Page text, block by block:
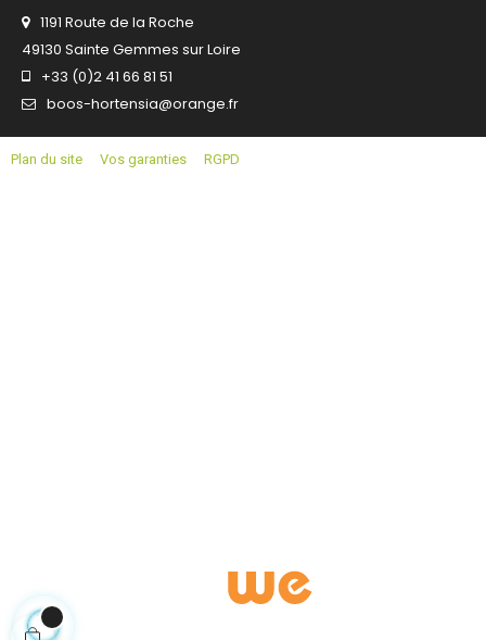
1191 Route de la Roche
49130 Sainte Gemmes sur Loire
+33 (0)2 41 66 81 51
boos-hortensia@orange.fr
Plan du site Vos garanties RGPD